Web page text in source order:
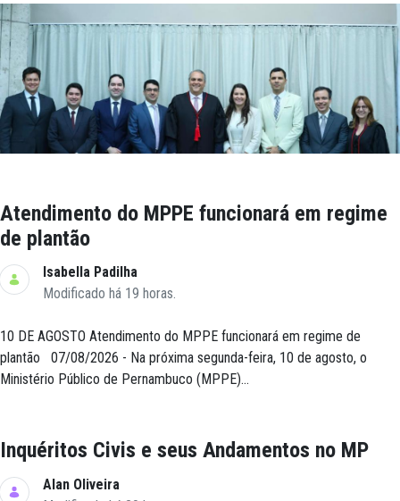
Atendimento do MPPE funcionará em regime
de plantão
Isabella Padilha
Modificado há 19 horas.
10 DE AGOSTO Atendimento do MPPE funcionará em regime de
plantão 07/08/2026 - Na próxima segunda-feira, 10 de agosto, o
Ministério Público de Pernambuco (MPPE)...
Inquéritos Civis e seus Andamentos no MP
Alan Oliveira